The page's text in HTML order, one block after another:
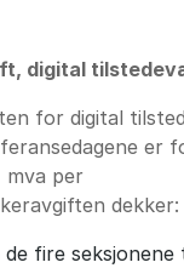
digital
for digital
er
mva per
dekker:
fire seksjonene